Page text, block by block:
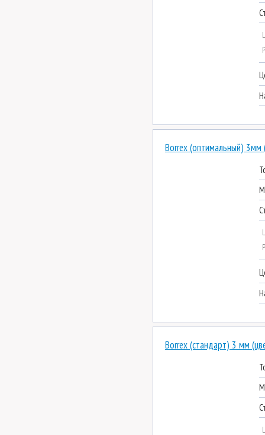
Borrex (оптимальный) 3мм
Borrex (стандарт) 3 мм